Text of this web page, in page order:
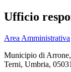
Ufficio
Area Amministrativa
Municipio di
Terni, Umbria, 05031